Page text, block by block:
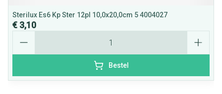
Sterilux Es6 Kp Ster 12pl 10,0x20,0cm 5 4004027
€ 3,10
Bestel